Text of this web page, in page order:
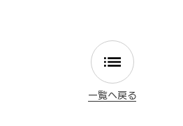
一覧へ戻る